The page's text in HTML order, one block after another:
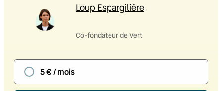
Loup Espargilière
Co-fondateur de Vert
5 € / mois